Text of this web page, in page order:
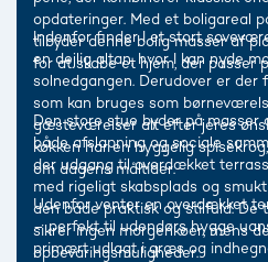
opdateringer. Med et boligareal
tilbyder denne bolig masser af
for at skabe et hjem, der passer
Indenfor finder I et stort
en dejlig altan, hvor I kan nyde
solnedgangen. Derudover er
som kan bruges som
gæsteværelser alt efter jeres
køkken har en hyggelig
om dagens måltider.
Den store stue byder på masser
både afslapning og sociale
der udgang til overdækket
med rigeligt skabsplads og
den både praktisk og stilfuld.
sikrer ingen morgenkøer, mens
opbevaringsmuligheder.
Udenfor venter en overdækket
– perfekt til udendørs hygge
primært udlagt i græs og